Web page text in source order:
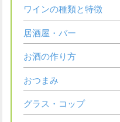
ワインの種類と特徴
居酒屋・バー
お酒の作り方
おつまみ
グラス・コップ